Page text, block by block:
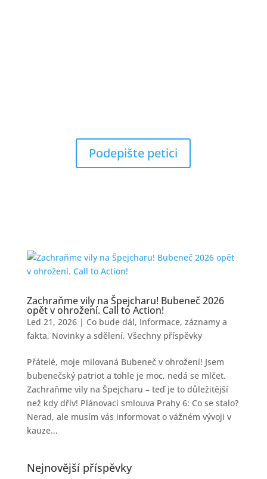
Podepište petici
Zachraňme vily na Špejcharu! Bubeneč 2026
opět v ohrožení. Call to Action!
Led 21, 2026| Co bude dál, Informace, záznamy a
fakta, Novinky a sdělení, Všechny příspěvky
Přátelé, moje milovaná Bubeneč v ohrožení! Jsem
bubenečský patriot a tohle je moc, nedá se mlčet.
Zachraňme vily na Špejcharu – teď je to důležitější
než kdy dřív! Plánovací smlouva Prahy 6: Co se stalo?
Nerad, ale musím vás informovat o vážném vývoji v
kauze...
Nejnovější příspěvky